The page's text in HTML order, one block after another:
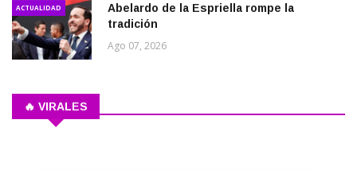
ACTUALIDAD
Abelardo de la Espriella rompe la
tradición
Ago 07, 2026
🔥 VIRALES